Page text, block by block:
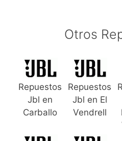
Otros
Repuestos
Jbl en
Carballo
Repuestos
Jbl en El
Vendrell